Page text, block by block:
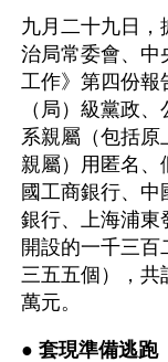
九月二十九日，
治局常委會、中
工作》第四份報
（局）級黨政
系親屬（包括原
親屬）用匿名、
國工商銀行、
銀行、上海浦東
開設的一千三
三五五個），共
萬元。
● 套現準備逃跑